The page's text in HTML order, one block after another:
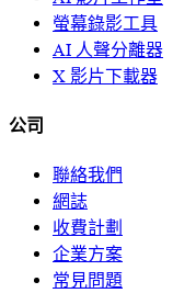
螢幕錄影工具
AI 人聲分離器
X 影片下載器
公司
聯絡我們
網誌
收費計劃
企業方案
常見問題